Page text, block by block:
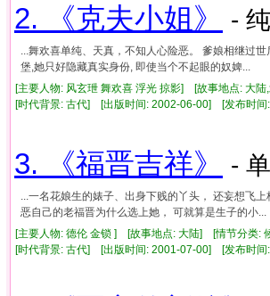
2. 《克夫小姐》 -
...舞欢喜单纯、天真，不知人心险恶。 爹娘相继过
堡,她只好隐藏真实身份, 即使当个不起眼的奴婢...
[主要人物: 风玄玴 舞欢喜 浮光 掠影] [故事地点: 大
[时代背景: 古代] [出版时间: 2002-06-00] [发布时
3. 《福晋吉祥》 -
...一名花娘生的婊子、出身下贱的丫头， 还妄想飞
恶自己的老福晋为什么选上她， 可就算是生子的小...
[主要人物: 德伦 金锁 ] [故事地点: 大陆] [情节分类:
[时代背景: 古代] [出版时间: 2001-07-00] [发布时